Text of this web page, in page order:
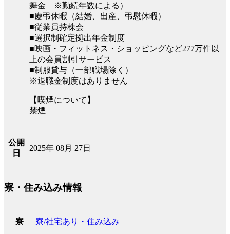
舞金 ※勤続年数による）
■慶弔休暇（結婚、出産、弔慰休暇）
■従業員持株会
■選択制確定拠出年金制度
■映画・フィットネス・ショッピングなど277万件以
上の会員割引サービス
■制服貸与（一部職場除く）
※退職金制度はありません
【喫煙について】
禁煙
公開
日
2025年 08月 27日
寮・住み込み情報
寮 寮/社宅あり・住み込み